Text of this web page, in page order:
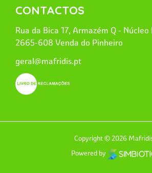
CONTACTOS
Rua da Bica 17, Armazém Q -
2665-608 Venda do Pinheiro
geral@mafridis.pt
Copyright © 2026
Powered by